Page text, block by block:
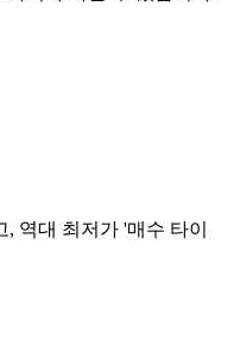
역대 최저가 '매수 타이